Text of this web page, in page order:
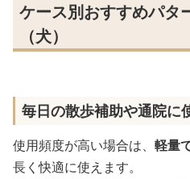
ケース別おすすめパタ
（犬）
毎日の散歩補助や通院に
使用頻度が高い場合は、 軽量
長く快適に使えます。